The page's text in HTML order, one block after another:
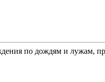
по дождям и лужам,